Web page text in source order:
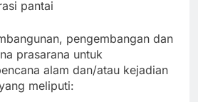
pantai
pengembangan dan
prasarana untuk
alam dan/atau kejadian
meliputi: